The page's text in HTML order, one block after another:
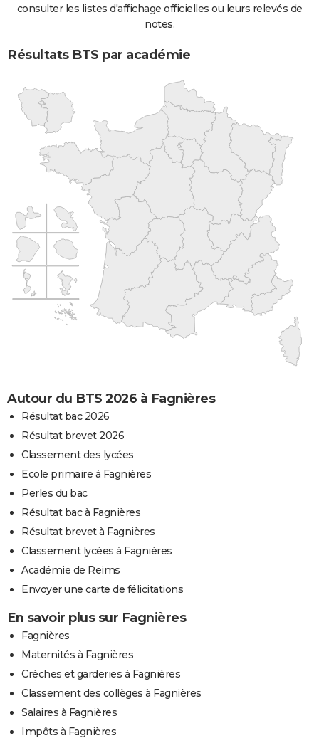
consulter les listes d'affichage officielles ou leurs relevés de
notes.
Résultats BTS par académie
Autour du BTS 2026 à Fagnières
Résultat bac 2026
Résultat brevet 2026
Classement des lycées
Ecole primaire à Fagnières
Perles du bac
Résultat bac à Fagnières
Résultat brevet à Fagnières
Classement lycées à Fagnières
Académie de Reims
Envoyer une carte de félicitations
En savoir plus sur Fagnières
Fagnières
Maternités à Fagnières
Crèches et garderies à Fagnières
Classement des collèges à Fagnières
Salaires à Fagnières
Impôts à Fagnières